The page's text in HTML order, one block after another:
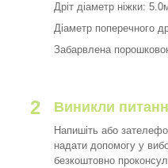
Дріт діаметр ніжки:
Діаметр поперечного
Забарвлена
2 Виникли
Напишіть або
надати допомогу у
безкоштовно